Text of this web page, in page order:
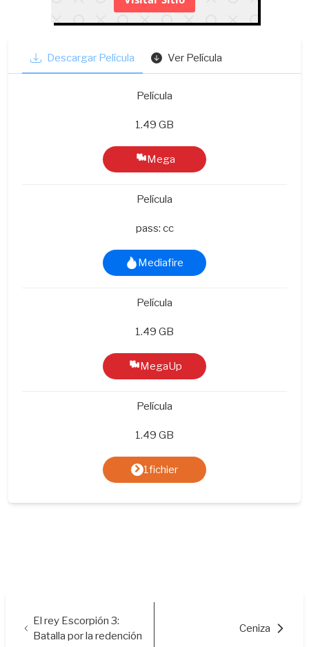
Descargar Película Ver Película
Película
1.49 GB
Mega
Película
pass: cc
Mediafire
Película
1.49 GB
MegaUp
Película
1.49 GB
1fichier
El rey Escorpión 3:
Batalla por la redención
Ceniza